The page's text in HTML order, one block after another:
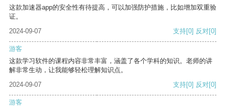
这款加速器app的安全性有待提高，可以加强防护措施，比如增加双重验
证。
2024-09-07
支持[0] 反对[0]
游客
这款学习软件的课程内容非常丰富，涵盖了各个学科的知识。老师的讲
解非常生动，让我能够轻松理解知识点。
2024-09-07
支持[0] 反对[0]
游客